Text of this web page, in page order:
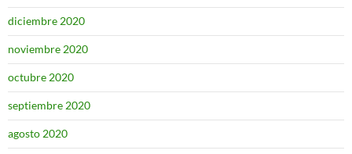
diciembre 2020
noviembre 2020
octubre 2020
septiembre 2020
agosto 2020